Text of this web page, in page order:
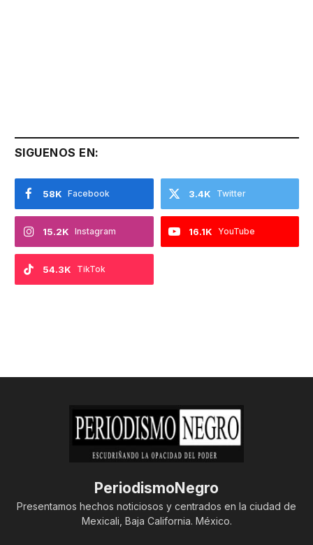
SIGUENOS EN:
Facebook
58K Twitter
3.4K
Instagram
15.2K YouTube
16.1K
TikTok
54.3K
PeriodismoNegro
Presentamos hechos noticiosos y centrados en la ciudad de
Mexicali, Baja California. México.